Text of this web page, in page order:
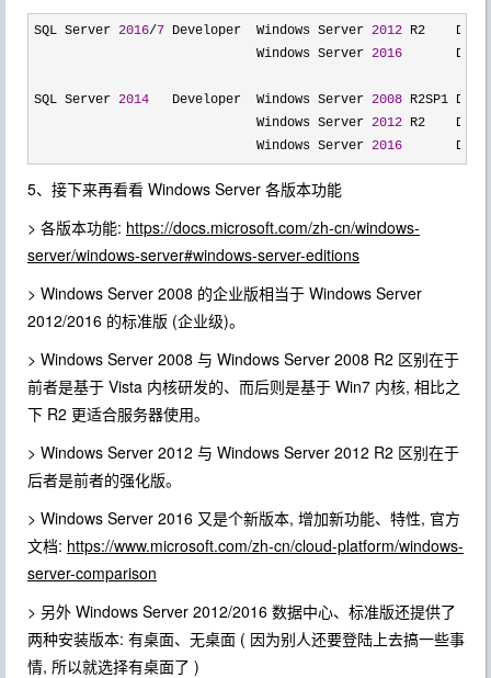
SQL Server 2016/7 Developer  Windows Server 2012 R2
                             Windows Server
2016
SQL Server 2014
   Developer  Windows Server
2008 R2SP1
                             Windows Server
2012 R2
                             Windows Server
2016
5、接下来再看看 Windows Server 各版本功能
> 各版本功能: https://docs.microsoft.com/zh-cn/windows-
server/windows-server#windows-server-editions
> Windows Server 2008 的企业版相当于 Windows Server
2012/2016 的标准版 (企业级)。
> Windows Server 2008 与 Windows Server 2008 R2 区别在于
前者是基于 Vista 内核研发的、而后则是基于 Win7 内核, 相比之
下 R2 更适合服务器使用。
> Windows Server 2012 与 Windows Server 2012 R2 区别在于
后者是前者的强化版。
> Windows Server 2016 又是个新版本, 增加新功能、特性, 官方
文档: https://www.microsoft.com/zh-cn/cloud-platform/windows-
server-comparison
> 另外 Windows Server 2012/2016 数据中心、标准版还提供了
两种安装版本: 有桌面、无桌面 ( 因为别人还要登陆上去搞一些事
情, 所以就选择有桌面了 )